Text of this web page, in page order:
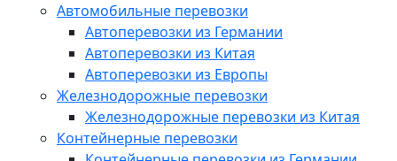
Автомобильные перевозки
Автоперевозки из Германии
Автоперевозки из Китая
Автоперевозки из Европы
Железнодорожные перевозки
Железнодорожные перевозки из Китая
Контейнерные перевозки